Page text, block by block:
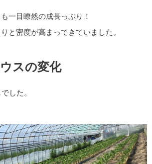
一目瞭然の成長っぷり！
と密度が高まってきていました。
スの変化
した。